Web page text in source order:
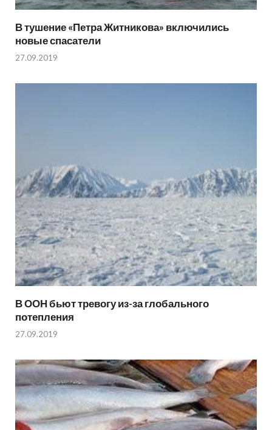
В тушение «Петра Житникова» включились
новые спасатели
27.09.2019
В ООН бьют тревогу из-за глобального
потепления
27.09.2019